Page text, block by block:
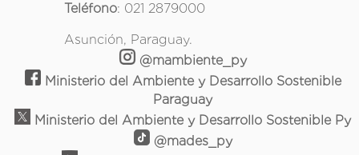
Teléfono: 021 2879000
Asunción, Paraguay.
@mambiente_py
Ministerio del Ambiente y Desarrollo Sostenible
Paraguay
Ministerio del Ambiente y Desarrollo Sostenible Py
@mades_py